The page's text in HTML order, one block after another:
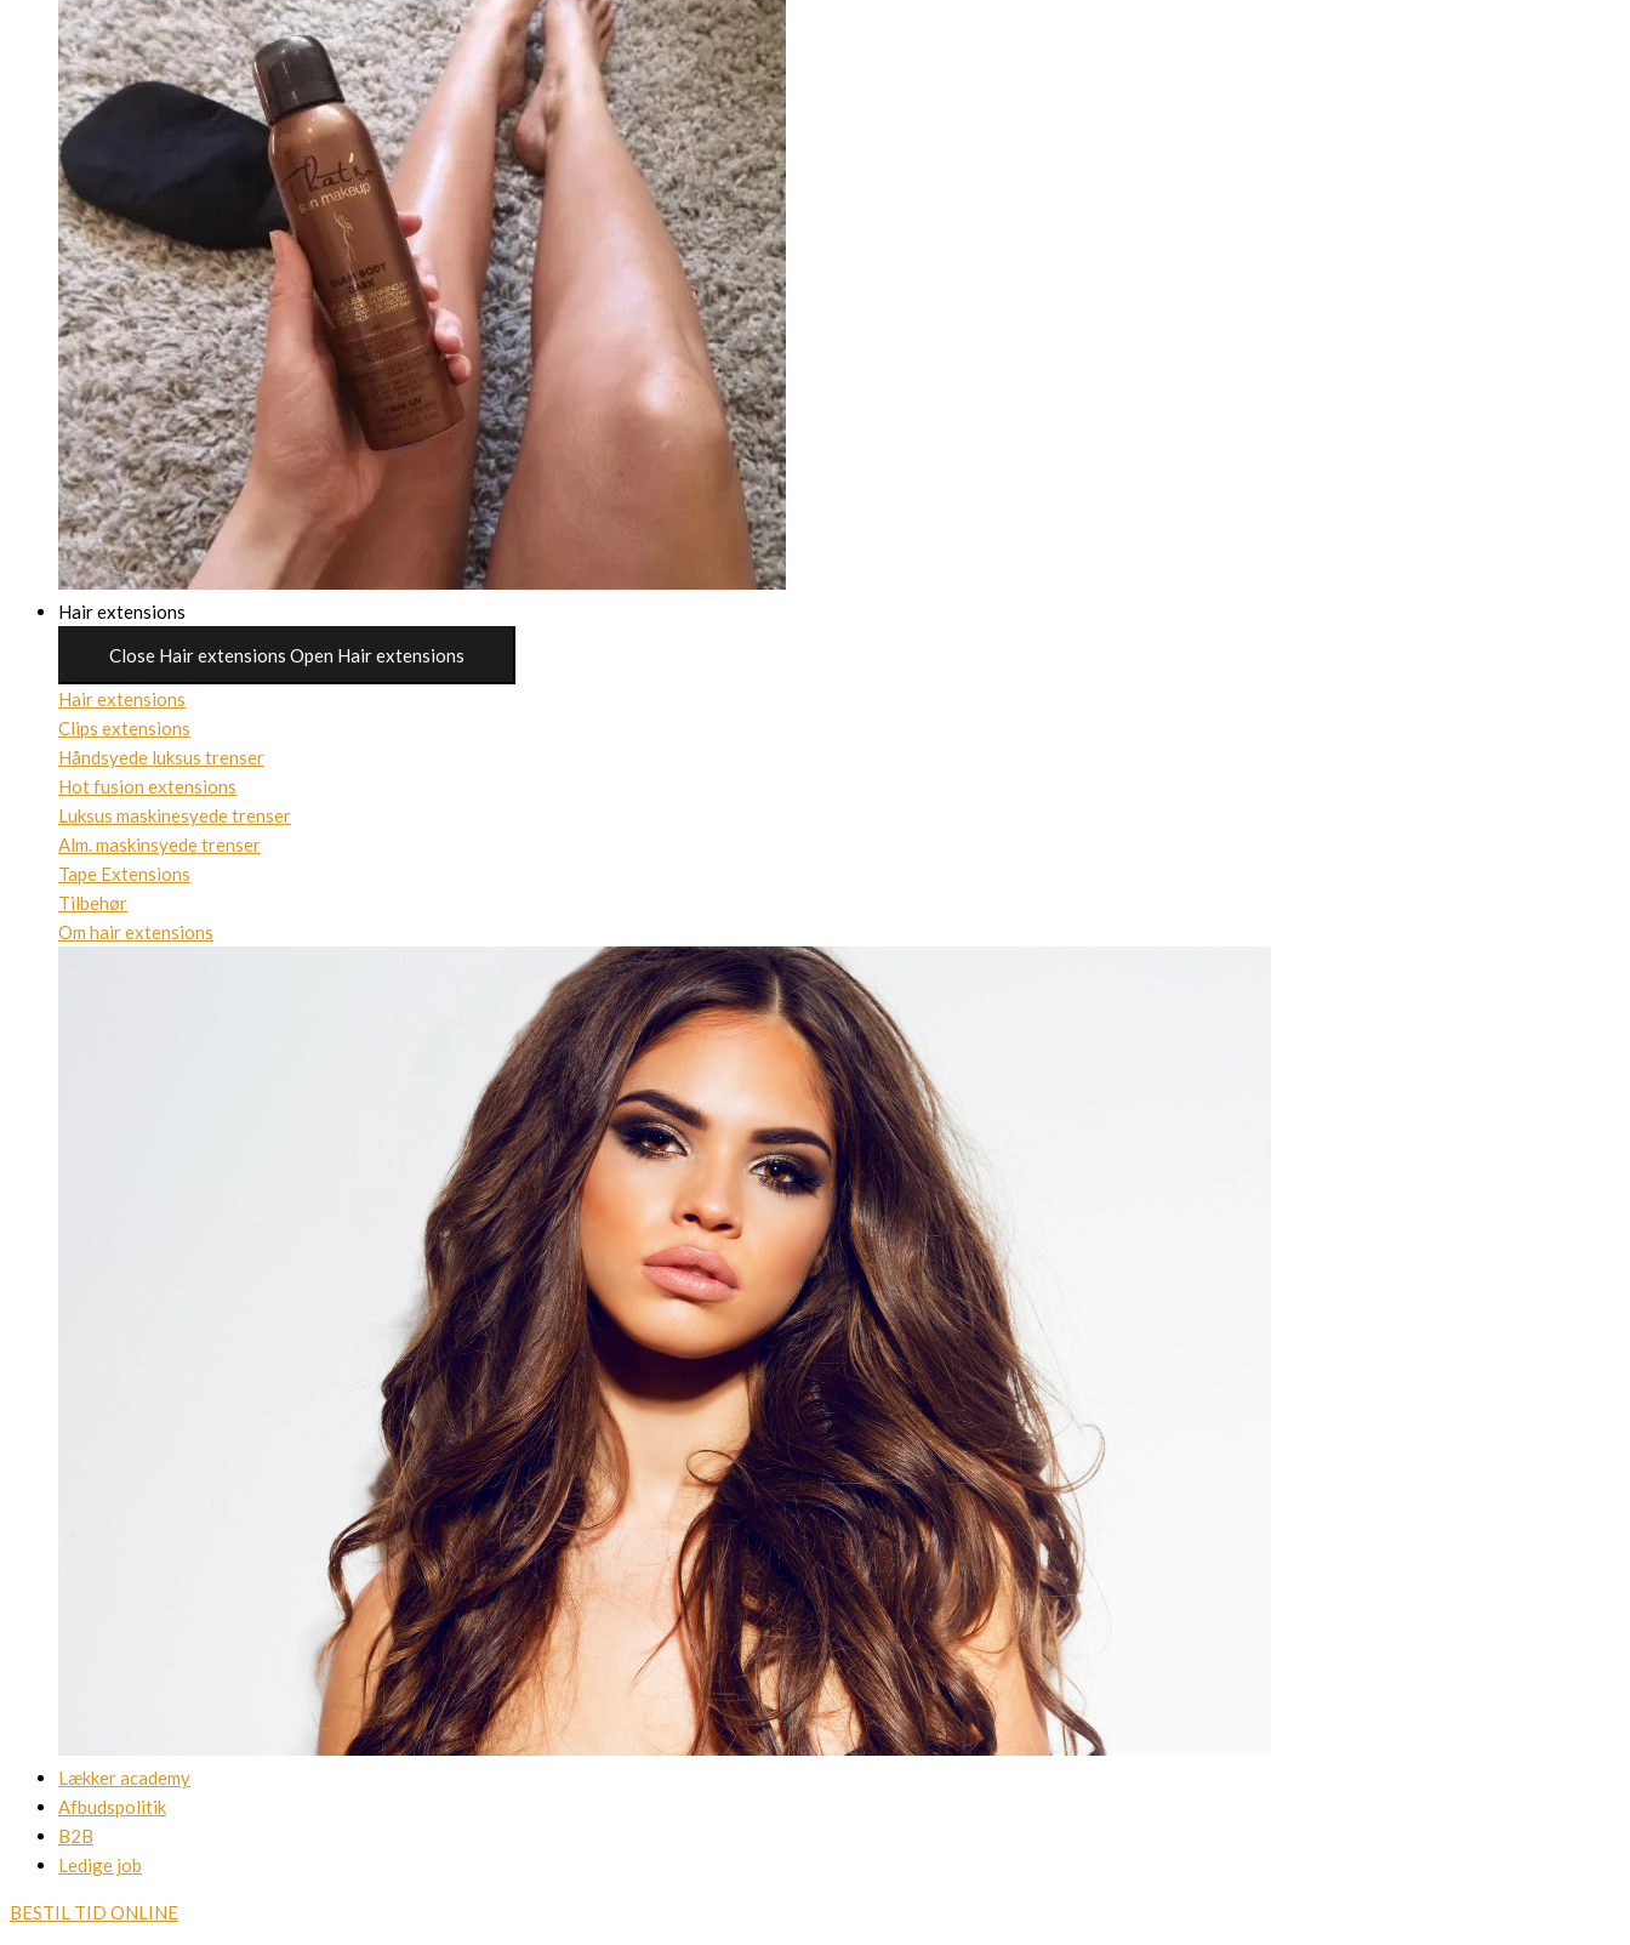
Hair extensions
Close Hair extensions Open Hair extensions
Hair extensions
Clips extensions
Håndsyede luksus trenser
Hot fusion extensions
Luksus maskinesyede trenser
Alm. maskinsyede trenser
Tape Extensions
Tilbehør
Om hair extensions
Lækker academy
Afbudspolitik
B2B
Ledige job
BESTIL TID ONLINE